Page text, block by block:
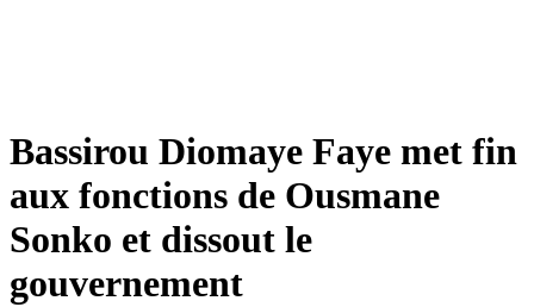
Bassirou Diomaye Faye met fin
aux fonctions de Ousmane
Sonko et dissout le
gouvernement